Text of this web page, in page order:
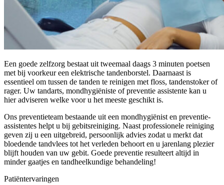
Een goede zelfzorg bestaat uit tweemaal daags 3 minuten poetsen
met bij voorkeur een elektrische tandenborstel. Daarnaast is
essentieel om tussen de tanden te reinigen met floss, tandenstoker of
rager. Uw tandarts, mondhygiëniste of preventie assistente kan u
hier adviseren welke voor u het meeste geschikt is.
Ons preventieteam bestaande uit een mondhygiënist en preventie-
assistentes helpt u bij gebitsreiniging. Naast professionele reiniging
geven zij u een uitgebreid, persoonlijk advies zodat u merkt dat
bloedende tandvlees tot het verleden behoort en u jarenlang plezier
blijft houden van uw gebit. Goede preventie resulteert altijd in
minder gaatjes en tandheelkundige behandeling!
Patiëntervaringen